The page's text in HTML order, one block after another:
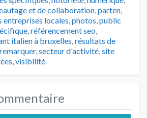
et de collaboration,parten,
entreprises locales,photos,public
,référencement seo,
italien à bruxelles,résultats de
,secteur d'activité,site
,visibilité